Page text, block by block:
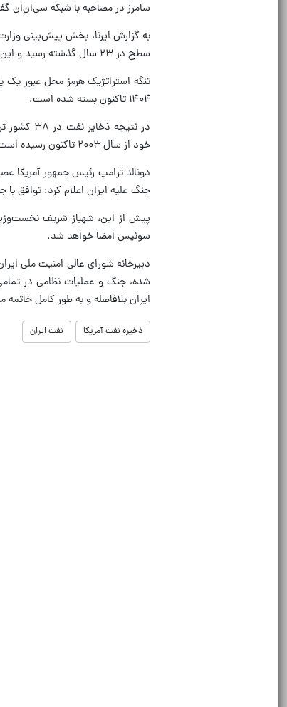
سامرز در مصاحبه با شبکه سی‌ان‌ان
به گزارش ایرنا، بخش پیش‌بینی وزارت
سطح در ۲۳ سال گذشته رسید و این روند کاهشی همچنان ادامه دارد.
۱۴۰۴ تاکنون بسته شده است.
خود از سال ۲۰۰۳ تاکنون رسیده است.
جنگ علیه ایران اعلام کرد: توافق
سوئیس امضا خواهد شد.
دبیرخانه شورای عالی امنیت ملی
شده، جنگ و عملیات نظامی در
ایران بلافاصله و به طور کامل خاتمه
ذخیره نفت آمریکا نفت ایران